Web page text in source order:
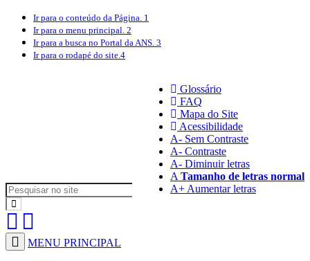
Ir para o conteúdo da Página. 1
Ir para o menu principal. 2
Ir para a busca no Portal da ANS. 3
Ir para o rodapé do site.4
Glossário
FAQ
Mapa do Site
Acessibilidade
A- Sem Contraste
A- Contraste
A- Diminuir letras
A Tamanho de letras normal
A+ Aumentar letras
MENU PRINCIPAL